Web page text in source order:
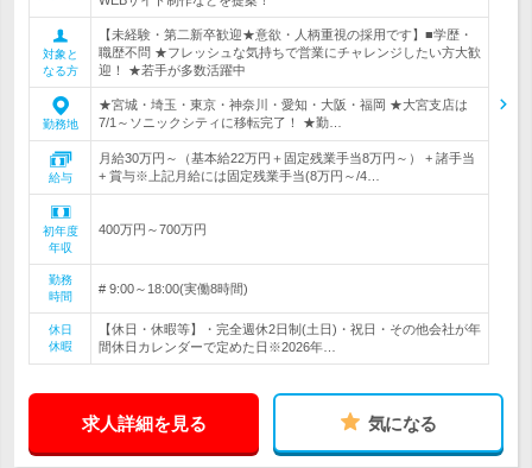
対象と
なる方
【未経験・第二新卒歓迎★意欲・人柄重視の採用です】■学歴・
職歴不問 ★フレッシュな気持ちで営業にチャレンジしたい方大歓
迎！ ★若手が多数活躍中
勤務地
★宮城・埼玉・東京・神奈川・愛知・大阪・福岡 ★大宮支店は
7/1～ソニックシティに移転完了！ ★勤…
給与
月給30万円～（基本給22万円＋固定残業手当8万円～） + 諸手当
+ 賞与※上記月給には固定残業手当(8万円～/4…
初年度
年収
400万円～700万円
勤務
時間
# 9:00～18:00(実働8時間)
休日
休暇
【休日・休暇等】・完全週休2日制(土日)・祝日・その他会社が年
間休日カレンダーで定めた日※2026年…
求人詳細を見る 気になる